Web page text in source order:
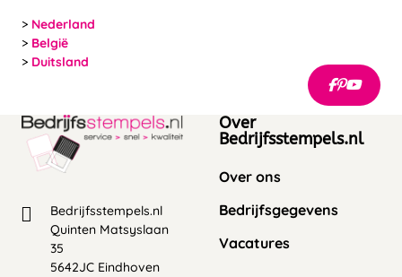
> Nederland
> België
> Duitsland
Bedrijfsstempels.nl
Quinten Matsyslaan
35
5642JC Eindhoven
Over
Bedrijfsstempels.nl
Over ons
Bedrijfsgegevens
Vacatures